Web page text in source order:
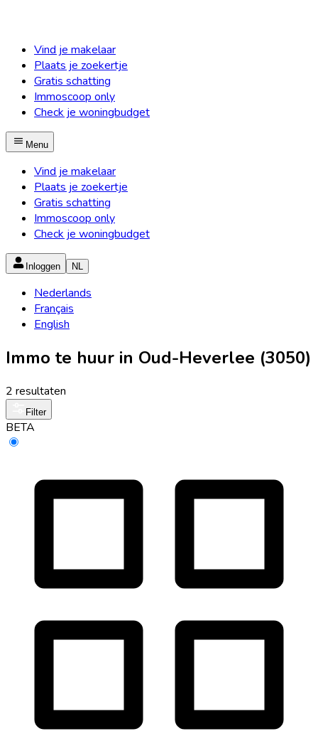
Vind je makelaar
Plaats je zoekertje
Gratis schatting
Immoscoop only
Check je woningbudget
Menu
Vind je makelaar
Plaats je zoekertje
Gratis schatting
Immoscoop only
Check je woningbudget
Inloggen NL
Nederlands
Français
English
Immo te huur in Oud-Heverlee (3050)
2 resultaten
Filter
BETA